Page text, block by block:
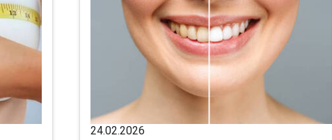
permettent aux femmes de se sentir au mieux à chaque
24.02.2026